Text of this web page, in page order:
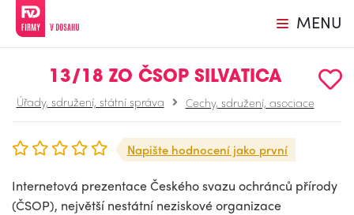
MENU
13/18 ZO ČSOP SILVATICA
Úřady, sdružení, státní správa Cechy, sdružení, asociace
Napište hodnocení jako první
Internetová prezentace Českého svazu ochránců přírody
(ČSOP), největší nestátní neziskové organizace